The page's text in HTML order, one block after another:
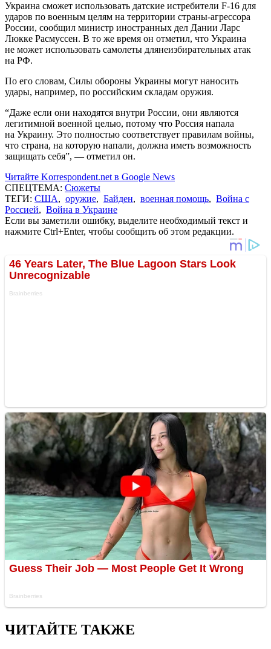
Украина сможет использовать датские истребители F-16 для
ударов по военным целям на территории страны-агрессора
России, сообщил министр иностранных дел Дании Ларс
Люкке Расмуссен. В то же время он отметил, что Украина
не может использовать самолеты длянеизбирательных атак
на РФ.
По его словам, Силы обороны Украины могут наносить
удары, например, по российским складам оружия.
“Даже если они находятся внутри России, они являются
легитимной военной целью, потому что Россия напала
на Украину. Это полностью соответствует правилам войны,
что страна, на которую напали, должна иметь возможность
защищать себя”, — отметил он.
Читайте Korrespondent.net в Google News
СПЕЦТЕМА: Сюжеты
ТЕГИ: США, оружие, Байден, военная помощь, Война с
Россией, Война в Украине
Если вы заметили ошибку, выделите необходимый текст и
нажмите Ctrl+Enter, чтобы сообщить об этом редакции.
ЧИТАЙТЕ ТАКЖЕ